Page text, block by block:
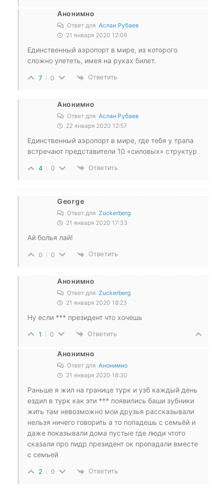
Анонимно
Ответ для Аслан Рубаев
21 января 2020 12:06
Единственный аэропорт в мире, из которого
сложно улететь, имея на руках билет.
7 0 Ответить
Анонимно
Ответ для Аслан Рубаев
22 января 2020 12:57
Единственный аэропорт в мире, где тебя у трапа
встречают представители 10 «силовых» структур
4 0 Ответить
George
Ответ для Zuckerberg
21 января 2020 17:33
Ай болья лай!
0 0 Ответить
Анонимно
Ответ для Zuckerberg
21 января 2020 18:23
Ну если *** президент что хочешь
1 0 Ответить
Анонимно
Ответ для Анонимно
21 января 2020 18:30
Раньше я жил на границе турк и узб каждый день
ездил в турк как эти *** появились баши зубники
жить там невозможно мои друзья рассказывали
нельзя ничего говорить а то попадешь с семьёй и
даже показывали дома пустые где люди чтото
сказали про пидр президент ок пропадали вместе
с семьей
2 0 Ответить